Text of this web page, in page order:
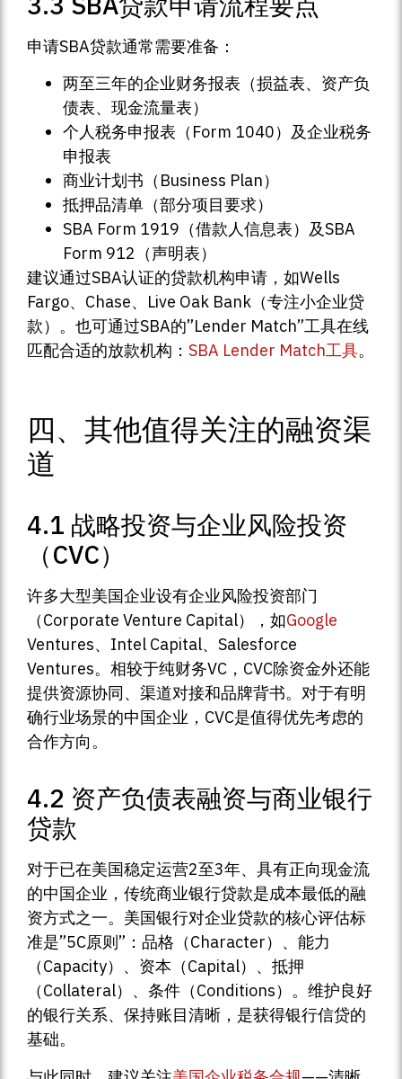
申请SBA贷款通常需要准备：
两至三年的企业财务报表（损益表、资产负
债表、现金流量表）
个人税务申报表（Form 1040）及企业税务
申报表
商业计划书（Business Plan）
抵押品清单（部分项目要求）
SBA Form 1919（借款人信息表）及SBA
Form 912（声明表）
建议通过SBA认证的贷款机构申请，如Wells
Fargo、Chase、Live Oak Bank（专注小企业贷
款）。也可通过SBA的”Lender Match”工具在线
匹配合适的放款机构： SBA Lender Match工具。
四、其他值得关注的融资渠
道
4.1 战略投资与企业风险投资
（CVC）
许多大型美国企业设有企业风险投资部门
（Corporate Venture Capital），如Google
Ventures、Intel Capital、Salesforce
Ventures。相较于纯财务VC，CVC除资金外还能
提供资源协同、渠道对接和品牌背书。对于有明
确行业场景的中国企业，CVC是值得优先考虑的
合作方向。
4.2 资产负债表融资与商业银行
贷款
对于已在美国稳定运营2至3年、具有正向现金流
的中国企业，传统商业银行贷款是成本最低的融
资方式之一。美国银行对企业贷款的核心评估标
准是”5C原则”：品格（Character）、能力
（Capacity）、资本（Capital）、抵押
（Collateral）、条件（Conditions）。维护良好
的银行关系、保持账目清晰，是获得银行信贷的
基础。